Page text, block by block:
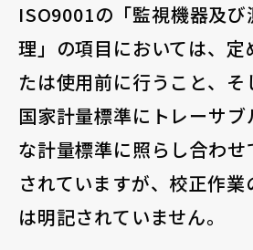
ISO9001の「監視機器及び
理」の項目においては、定
たは使用前に行うこと、そ
国家計量標準にトレーサブ
な計量標準に照らし合わせ
されていますが、校正作業
は明記されていません。